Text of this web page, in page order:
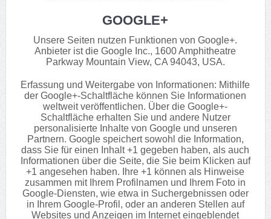
GOOGLE+
Unsere Seiten nutzen Funktionen von Google+.
Anbieter ist die Google Inc., 1600 Amphitheatre
Parkway Mountain View, CA 94043, USA.
Erfassung und Weitergabe von Informationen: Mithilfe
der Google+-Schaltfläche können Sie Informationen
weltweit veröffentlichen. Über die Google+-
Schaltfläche erhalten Sie und andere Nutzer
personalisierte Inhalte von Google und unseren
Partnern. Google speichert sowohl die Information,
dass Sie für einen Inhalt +1 gegeben haben, als auch
Informationen über die Seite, die Sie beim Klicken auf
+1 angesehen haben. Ihre +1 können als Hinweise
zusammen mit Ihrem Profilnamen und Ihrem Foto in
Google-Diensten, wie etwa in Suchergebnissen oder
in Ihrem Google-Profil, oder an anderen Stellen auf
Websites und Anzeigen im Internet eingeblendet